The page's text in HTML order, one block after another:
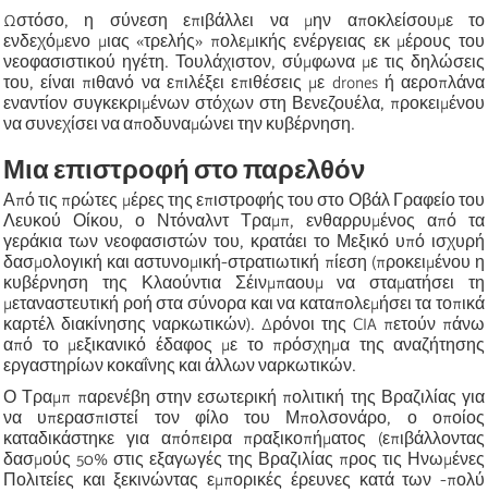
Ωστόσο, η σύνεση επιβάλλει να μην αποκλείσουμε το
ενδεχόμενο μιας «τρελής» πολεμικής ενέργειας εκ μέρους του
νεοφασιστικού ηγέτη. Τουλάχιστον, σύμφωνα με τις δηλώσεις
του, είναι πιθανό να επιλέξει επιθέσεις με drones ή αεροπλάνα
εναντίον συγκεκριμένων στόχων στη Βενεζουέλα, προκειμένου
να συνεχίσει να αποδυναμώνει την κυβέρνηση.
Μια επιστροφή στο παρελθόν
Από τις πρώτες μέρες της επιστροφής του στο Οβάλ Γραφείο του
Λευκού Οίκου, ο Ντόναλντ Τραμπ, ενθαρρυμένος από τα
γεράκια των νεοφασιστών του, κρατάει το Μεξικό υπό ισχυρή
δασμολογική και αστυνομική-στρατιωτική πίεση (προκειμένου η
κυβέρνηση της Κλαούντια Σέινμπαουμ να σταματήσει τη
μεταναστευτική ροή στα σύνορα και να καταπολεμήσει τα τοπικά
καρτέλ διακίνησης ναρκωτικών). Δρόνοι της CIA πετούν πάνω
από το μεξικανικό έδαφος με το πρόσχημα της αναζήτησης
εργαστηρίων κοκαΐνης και άλλων ναρκωτικών.
Ο Τραμπ παρενέβη στην εσωτερική πολιτική της Βραζιλίας για
να υπερασπιστεί τον φίλο του Μπολσονάρο, ο οποίος
καταδικάστηκε για απόπειρα πραξικοπήματος (επιβάλλοντας
δασμούς 50% στις εξαγωγές της Βραζιλίας προς τις Ηνωμένες
Πολιτείες και ξεκινώντας εμπορικές έρευνες κατά των -πολύ